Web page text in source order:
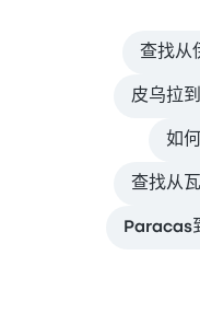
查找从
皮乌拉
如
查找从
Paracas